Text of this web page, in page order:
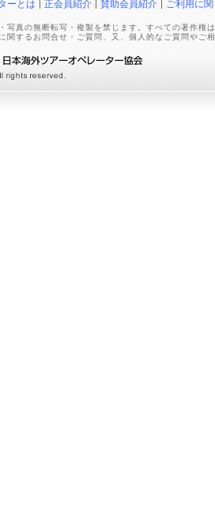
ーとは 正会員紹介 賛助会員紹介 ご利用に
写真の無断転写・複製を禁じます。すべての著作権
関するお問合せ・ご質問、又、個人的なご質問やご